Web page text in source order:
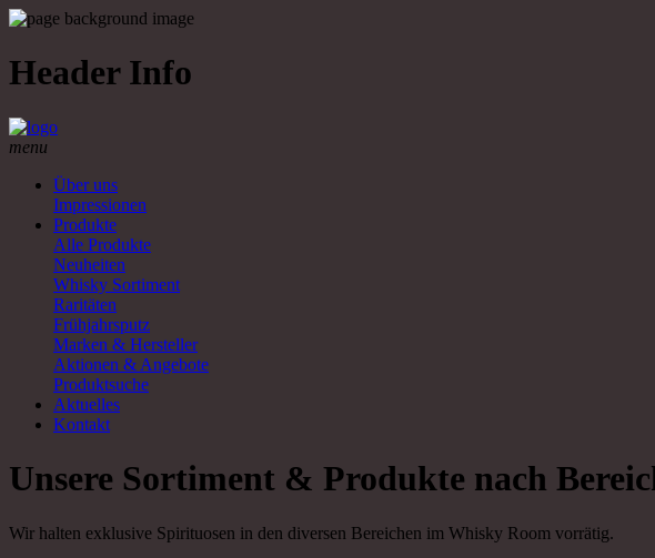
Header Info
menu
Über uns
Impressionen
Produkte
Alle Produkte
Neuheiten
Whisky Sortiment
Raritäten
Frühjahrsputz
Marken & Hersteller
Aktionen & Angebote
Produktsuche
Aktuelles
Kontakt
Unsere Sortiment & Produkte nach
Wir halten exklusive Spirituosen in den diversen Bereichen im Whisky Room vorrätig.